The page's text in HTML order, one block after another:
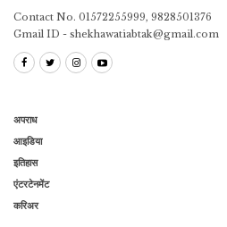
Contact No. 01572255999, 9828501376
Gmail ID - shekhawatiabtak@gmail.com
अपराध
आइडिया
इतिहास
एंटरटेनमेंट
करिअर